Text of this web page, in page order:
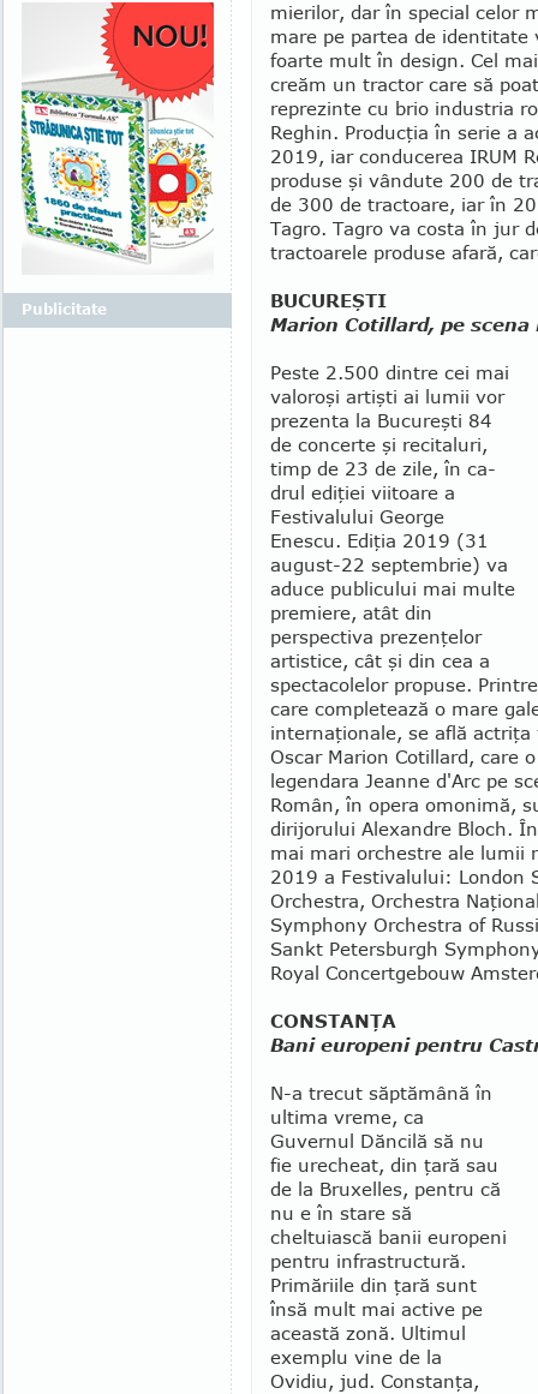
mierilor, dar în special celor
mare pe partea de
foarte mult în design. Cel
creăm un tractor care să
reprezinte cu brio industria
Reghin. Produc­ţia în serie a
2019, iar conducerea IRUM
produse şi vândute 200 de
de 300 de tractoare, iar în
Tagro. Tagro va costa în jur
tractoarele pro­duse afară,
BUCUREŞTI
Marion Cotillard, pe
Peste 2.500 dintre cei mai
valoroşi artişti ai lumii vor
prezenta la Bucureşti 84
de concerte şi recitaluri,
timp de 23 de zile, în ca­
drul ediţiei viitoare a
Festivalului George
Enescu. Ediţia 2019 (31
august-22 septembrie) va
aduce publicului mai multe
premiere, atât din
perspectiva prezenţelor
artistice, cât şi din cea a
specta­colelor propuse.
care completează o mare
internaţionale, se află actriţa
Oscar Marion Cotillard, care
legendara Jeanne d'Arc pe
Român, în opera omonimă,
dirijorului Ale­xandre Bloch.
mai mari orchestre ale lumii
2019 a Festivalului: London
Orchestra, Orchestra
Symphony Orchestra of
Sankt Petersburgh
Royal Concertgebouw
CONSTANŢA
Bani europeni pentru
N-a trecut săptămână în
ultima vreme, ca
Guvernul Dăncilă să nu
fie urecheat, din ţară sau
de la Bruxelles, pentru că
nu e în stare să
cheltuiască banii europeni
pentru infra­structură.
Primăriile din ţară sunt
însă mult mai active pe
această zonă. Ultimul
exemplu vine de la
Ovidiu, jud. Con­stanţa,
Publicitate